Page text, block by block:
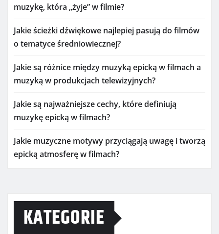
muzykę, która „żyje” w filmie?
Jakie ścieżki dźwiękowe najlepiej pasują do filmów
o tematyce średniowiecznej?
Jakie są różnice między muzyką epicką w filmach a
muzyką w produkcjach telewizyjnych?
Jakie są najważniejsze cechy, które definiują
muzykę epicką w filmach?
Jakie muzyczne motywy przyciągają uwagę i tworzą
epicką atmosferę w filmach?
KATEGORIE